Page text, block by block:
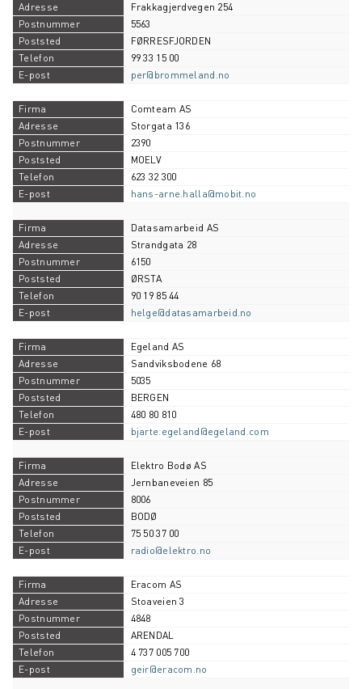
Frakkagjerdvegen 254
5563
FØRRESFJORDEN
99 33 15 00
per@brommeland.no
Comteam AS
Storgata 136
2390
MOELV
623 32 300
hans-arne.halla@mobit.no
Datasamarbeid AS
Strandgata 28
6150
ØRSTA
90 19 85 44
helge@datasamarbeid.no
Egeland AS
Sandviksbodene 68
5035
BERGEN
480 80 810
bjarte.egeland@egeland.com
Elektro Bodø AS
Jernbaneveien 85
8006
BODØ
75 50 37 00
radio@elektro.no
Eracom AS
Stoaveien 3
4848
ARENDAL
4 737 005 700
geir@eracom.no